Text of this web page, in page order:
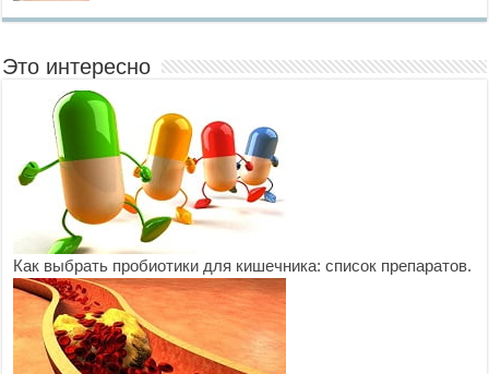
Это интересно
Как выбрать пробиотики для кишечника: список препаратов.